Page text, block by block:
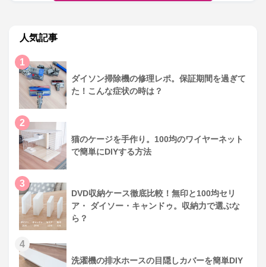
人気記事
1
ダイソン掃除機の修理レポ。保証期間を過ぎて
た！こんな症状の時は？
2
猫のケージを手作り。100均のワイヤーネット
で簡単にDIYする方法
3
DVD収納ケース徹底比較！無印と100均セリ
ア・ ダイソー・キャンドゥ。収納力で選ぶな
ら？
4
洗濯機の排水ホースの目隠しカバーを簡単DIY